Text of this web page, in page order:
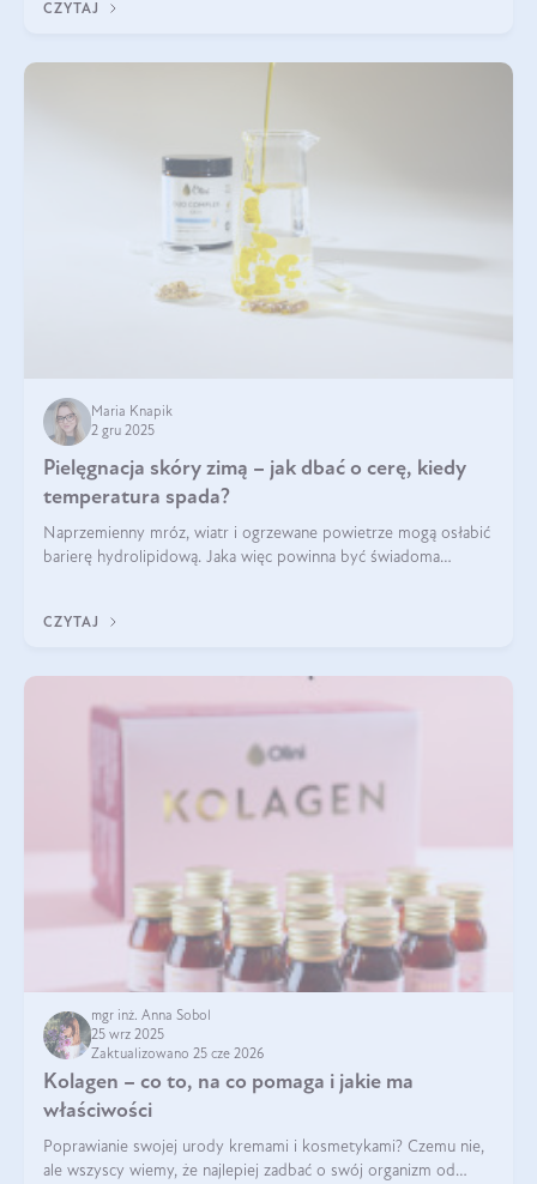
bydlęcy.
CZYTAJ
Maria Knapik
2 gru 2025
Pielęgnacja skóry zimą – jak dbać o cerę, kiedy
temperatura spada?
Naprzemienny mróz, wiatr i ogrzewane powietrze mogą osłabić
barierę hydrolipidową. Jaka więc powinna być świadoma
CZYTAJ
mgr inż. Anna Sobol
25 wrz 2025
Zaktualizowano 25 cze 2026
Kolagen – co to, na co pomaga i jakie ma
właściwości
Poprawianie swojej urody kremami i kosmetykami? Czemu nie,
ale wszyscy wiemy, że najlepiej zadbać o swój organizm od